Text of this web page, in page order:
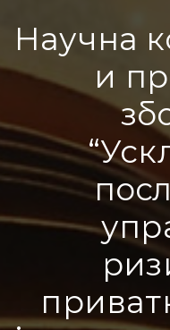
Научна
и